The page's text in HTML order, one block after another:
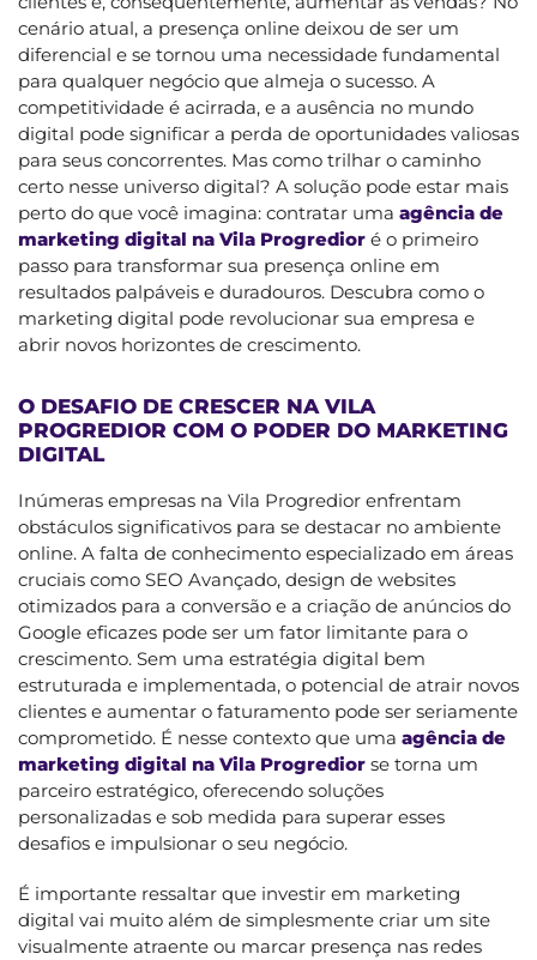
cenário atual, a presença online deixou de ser um
diferencial e se tornou uma necessidade fundamental
para qualquer negócio que almeja o sucesso. A
competitividade é acirrada, e a ausência no mundo
digital pode significar a perda de oportunidades valiosas
para seus concorrentes. Mas como trilhar o caminho
certo nesse universo digital? A solução pode estar mais
perto do que você imagina: contratar uma agência de
marketing digital na Vila Progredior é o primeiro
passo para transformar sua presença online em
resultados palpáveis e duradouros. Descubra como o
marketing digital pode revolucionar sua empresa e
abrir novos horizontes de crescimento.
O DESAFIO DE CRESCER NA VILA
PROGREDIOR COM O PODER DO MARKETING
DIGITAL
Inúmeras empresas na Vila Progredior enfrentam
obstáculos significativos para se destacar no ambiente
online. A falta de conhecimento especializado em áreas
cruciais como SEO Avançado, design de websites
otimizados para a conversão e a criação de anúncios do
Google eficazes pode ser um fator limitante para o
crescimento. Sem uma estratégia digital bem
estruturada e implementada, o potencial de atrair novos
clientes e aumentar o faturamento pode ser seriamente
comprometido. É nesse contexto que uma agência de
marketing digital na Vila Progredior se torna um
parceiro estratégico, oferecendo soluções
personalizadas e sob medida para superar esses
desafios e impulsionar o seu negócio.
É importante ressaltar que investir em marketing
digital vai muito além de simplesmente criar um site
visualmente atraente ou marcar presença nas redes